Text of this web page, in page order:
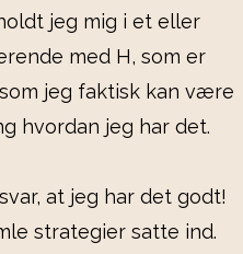
jeg mig i et eller
med H, som er
jeg faktisk kan være
hvordan jeg har det.
at jeg har det godt!
strategier satte ind.